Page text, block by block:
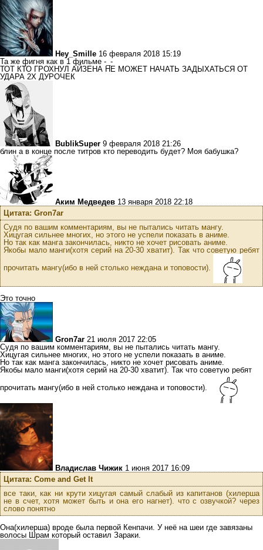
Hey_Smille 16 февраля 2018 15:19
Та же фигня как в 1 фильме -_-
ТОТ КТО ГРОХНУЛ АЙЗЕНА НЕ МОЖЕТ НАЧАТЬ ЗАДЫХАТЬСЯ ОТ
УДАРА 2Х ДУРОЧЕК
BublikSuper 9 февраля 2018 21:26
блин а в конце после титров кто переводить будет? Моя бабушка?
Аким Медведев 13 января 2018 22:18
Цитата: Gron7ar
Судя по вашим комментариям, вы не пытались читать мангу.
Хицугая сильнее многих, но этого не успели показать в аниме.
Но так как манга закончилась, никто не хочет рисовать аниме.
Якобы мало манги(хотя серий на 20-30 хватит). Так что советую ребят
прочитать мангу(ибо в ней столько неждана и топовости).
Это точно
Gron7ar 21 июля 2017 22:05
Судя по вашим комментариям, вы не пытались читать мангу.
Хицугая сильнее многих, но этого не успели показать в аниме.
Но так как манга закончилась, никто не хочет рисовать аниме.
Якобы мало манги(хотя серий на 20-30 хватит). Так что советую ребят
прочитать мангу(ибо в ней столько неждана и топовости).
Владислав Чижик 1 июня 2017 16:09
Цитата: Come and Get It
все таки, как ни крути хицугая самый слабый из капитанов (хилерша
не в счет, хотя может быть и она его нагнет). что с озвучкой? через
слово понятно
Она(хилерша) вроде была первой Кенпачи. У неё на шеи где завязаны
волосы Шрам который оставил Зараки.